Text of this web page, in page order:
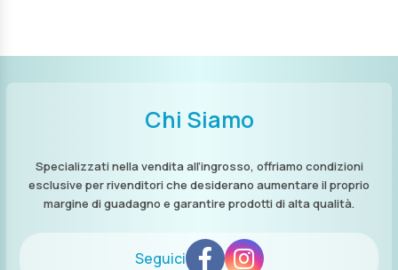
Chi Siamo
Specializzati nella vendita all’ingrosso, offriamo condizioni
esclusive per rivenditori che desiderano aumentare il proprio
margine di guadagno e garantire prodotti di alta qualità.
Seguici